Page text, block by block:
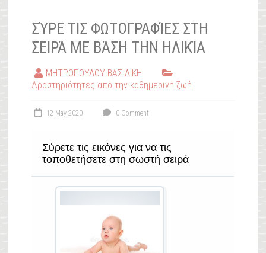
ΣΎΡΕ ΤΙΣ ΦΩΤΟΓΡΑΦΊΕΣ ΣΤΗ
ΣΕΙΡΆ ΜΕ ΒΆΣΗ ΤΗΝ ΗΛΙΚΊΑ
ΜΗΤΡΟΠΟΥΛΟΥ ΒΑΣΙΛΙΚΗ
Δραστηριότητες από την καθημερινή ζωή
12 May 2020 0 Comment